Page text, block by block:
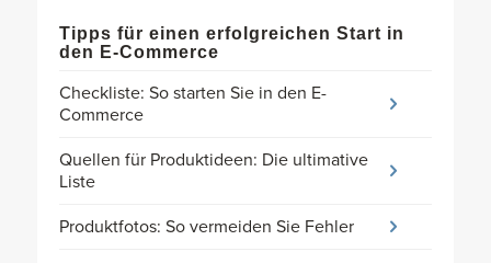
Tipps für einen erfolgreichen Start in
den E-Commerce
Checkliste: So starten Sie in den E-
Commerce
Quellen für Produktideen: Die ultimative
Liste
Produktfotos: So vermeiden Sie Fehler